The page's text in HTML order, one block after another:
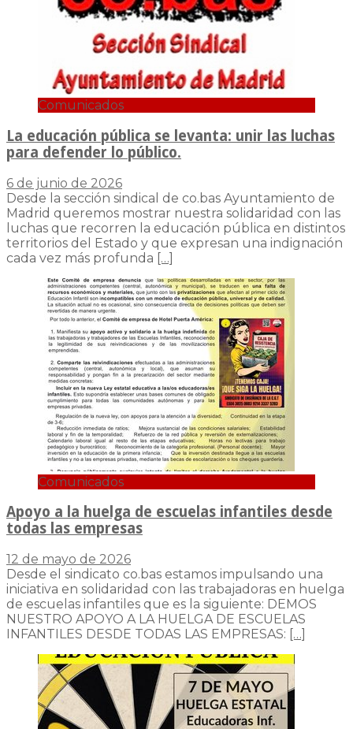
Comunicados
La educación pública se levanta: unir las luchas
para defender lo público.
6 de junio de 2026
Desde la sección sindical de co.bas Ayuntamiento de
Madrid queremos mostrar nuestra solidaridad con las
luchas que recorren la educación pública en distintos
territorios del Estado y que expresan una indignación
cada vez más profunda […]
Comunicados
Apoyo a la huelga de escuelas infantiles desde
todas las empresas
12 de mayo de 2026
Desde el sindicato co.bas estamos impulsando una
iniciativa en solidaridad con las trabajadoras en huelga
de escuelas infantiles que es la siguiente: DEMOS
NUESTRO APOYO A LA HUELGA DE ESCUELAS
INFANTILES DESDE TODAS LAS EMPRESAS: […]